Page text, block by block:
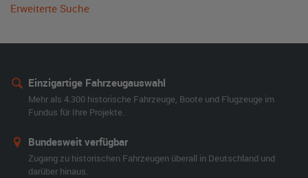
Erweiterte Suche
Einzigartige Fahrzeugauswahl
Mehr als 4.300 historische Fahrzeuge, Boote und Flugzeuge im
Fundus für Ihre Projekte.
Bundesweit verfügbar
Zugang zu historischen Fahrzeugen überall in Deutschland und
darüber hinaus.